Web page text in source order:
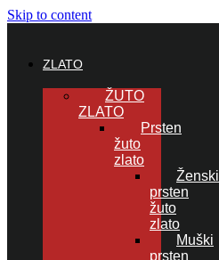
Skip to content
ZLATO
ŽUTO
ZLATO
Prsten
žuto
zlato
Ženski
prsten
žuto
zlato
Muški
prsten